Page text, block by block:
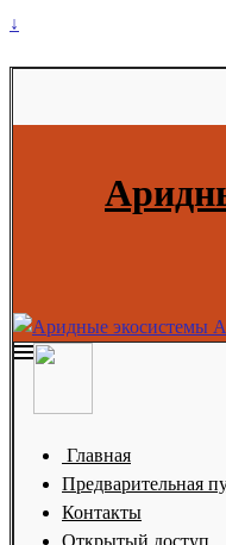
↓
Главная
Предварительная
Контакты
Открытый доступ